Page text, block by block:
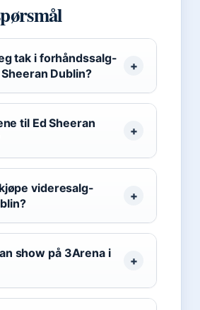
tak i forhåndssalg-
Dublin?
til Ed Sheeran
videresalg-
show på 3Arena i